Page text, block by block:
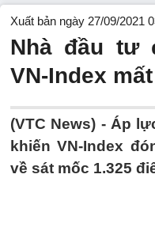
Xuất bản ngày 27/09/2021
Nhà đầu tư
VN-Index
(VTC News) - Áp
khiến VN-Index
về sát mốc 1.325